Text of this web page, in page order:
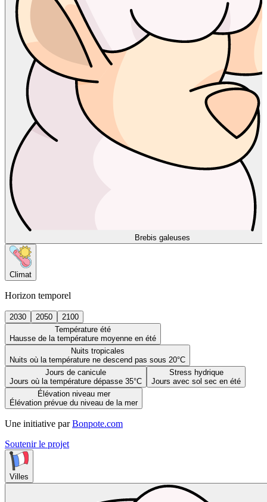
Brebis galeuses
Climat
Horizon temporel
2030 2050
2100
Température été
Hausse de la température moyenne en été
Nuits tropicales
Nuits où la température ne descend pas sous 20°C
Jours de canicule
Jours où la température dépasse 35°C
Stress hydrique
Jours avec sol sec en été
Élévation niveau mer
Élévation prévue du niveau de la mer
Une initiative par Bonpote.com
Soutenir le projet
Villes